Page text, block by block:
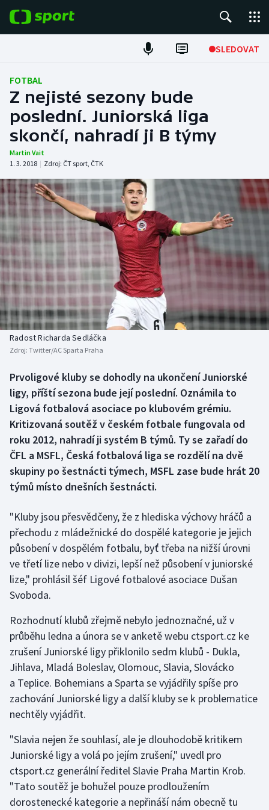
SLEDOVAT
Fotbal
Hokej
Tenis
Atletika
Cyklistika
DALŠÍ SPORTY
Americký fotbal
Baseball a softbal
Basketbal
Biatlon
Box
Curling
Dostihy
Florbal
Golf
Gymnastika
Házená
Jezdectví
Judo
Krasobruslení
Lezení
Lyže a snowboard
Moderní pětiboj
Motorsport
NEPŘEHLÉDNĚTE
Soutěže
Historické návraty
Aplikace ČT sport
FOTBAL
Z nejisté sezony bude
poslední. Juniorská liga
skončí, nahradí ji B týmy
Martin Vait
1. 3. 2018 | Zdroj: ČT sport, ČTK
Radost Richarda Sedláčka
Zdroj: Twitter/AC Sparta Praha
Prvoligové kluby se dohodly na ukončení Juniorské
ligy, příští sezona bude její poslední. Oznámila to
Ligová fotbalová asociace po klubovém grémiu.
Kritizovaná soutěž v českém fotbale fungovala od
roku 2012, nahradí ji systém B týmů. Ty se zařadí do
ČFL a MSFL, Česká fotbalová liga se rozdělí na dvě
skupiny po šestnácti týmech, MSFL zase bude hrát 20
týmů místo dnešních šestnácti.
"Kluby jsou přesvědčeny, že z hlediska výchovy hráčů a
přechodu z mládežnické do dospělé kategorie je jejich
působení v dospělém fotbalu, byť třeba na nižší úrovni
ve třetí lize nebo v divizi, lepší než působení v juniorské
lize," prohlásil šéf Ligové fotbalové asociace Dušan
Svoboda.
Rozhodnutí klubů zřejmě nebylo jednoznačné, už v
průběhu ledna a února se v anketě webu ctsport.cz ke
zrušení Juniorské ligy přiklonilo sedm klubů - Dukla,
Jihlava, Mladá Boleslav, Olomouc, Slavia, Slovácko
a Teplice. Bohemians a Sparta se vyjádřily spíše pro
zachování Juniorské ligy a další kluby se k problematice
nechtěly vyjádřit.
"Slavia nejen že souhlasí, ale je dlouhodobě kritikem
Juniorské ligy a volá po jejím zrušení," uvedl pro
ctsport.cz generální ředitel Slavie Praha Martin Krob.
"Tato soutěž je bohužel pouze prodloužením
dorostenecké kategorie a nepřináší nám obecně tu